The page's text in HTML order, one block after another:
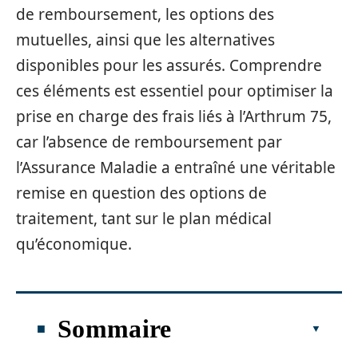
de remboursement, les options des
mutuelles, ainsi que les alternatives
disponibles pour les assurés. Comprendre
ces éléments est essentiel pour optimiser la
prise en charge des frais liés à l’Arthrum 75,
car l’absence de remboursement par
l’Assurance Maladie a entraîné une véritable
remise en question des options de
traitement, tant sur le plan médical
qu’économique.
Sommaire